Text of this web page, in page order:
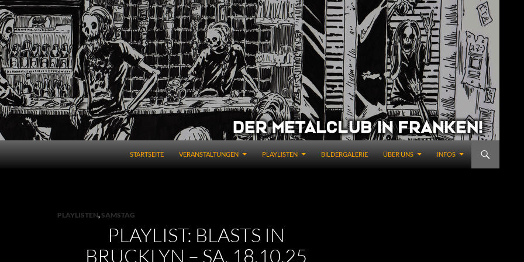
STARTSEITE VERANSTALTUNGEN PLAYLISTEN BILDERGALERIE ÜBER UNS INFOS
PLAYLISTEN, SAMSTAG
PLAYLIST: BLASTS IN
BRUCKLYN – SA, 18.10.25